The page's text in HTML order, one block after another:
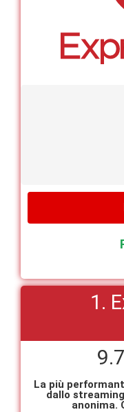
1.
9.7
La più
dallo
anonima.